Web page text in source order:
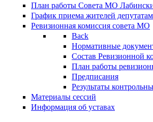
План работы Совета МО
График приема жителей
Ревизионная комиссия совета МО
Back
Нормативные
Состав Ревизионной
План работы
Предписания
Результаты
Материалы сессий
Информация об уставах